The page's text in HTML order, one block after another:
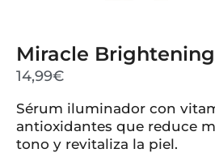
Miracle
14,99€
Sérum iluminador con
antioxidantes que reduce
tono y revitaliza la piel.